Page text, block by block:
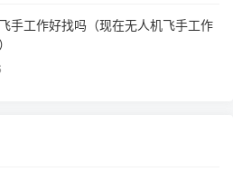
手工作好找吗（现在无人机飞手工作